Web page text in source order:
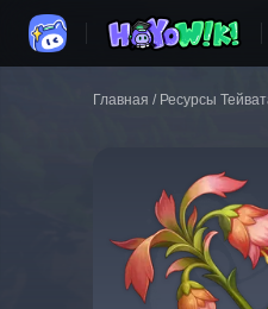
Главная / Ресурсы